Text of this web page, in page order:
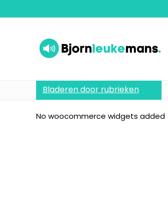
Bladeren door rubrieken
No woocommerce widgets added